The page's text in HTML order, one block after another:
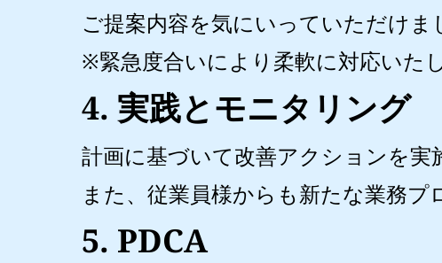
ご提案内容を気にいっていただけま
※緊急度合いにより柔軟に対応いた
4. 実践とモニタリング
計画に基づいて改善アクションを実
また、従業員様からも新たな業務
5. PDCA